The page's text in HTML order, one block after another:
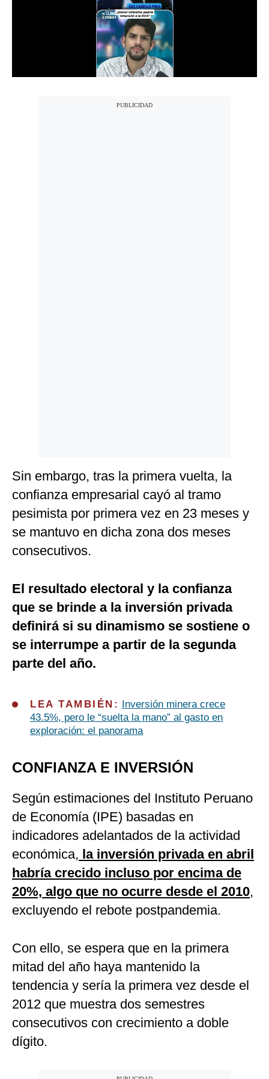
Sin embargo, tras la primera vuelta, la
confianza empresarial cayó al tramo
pesimista por primera vez en 23 meses y
se mantuvo en dicha zona dos meses
consecutivos.
El resultado electoral y la confianza
que se brinde a la inversión privada
definirá si su dinamismo se sostiene o
se interrumpe a partir de la segunda
parte del año.
LEA TAMBIÉN:
Inversión minera crece
43.5%, pero le “suelta la mano” al gasto en
exploración: el panorama
CONFIANZA E INVERSIÓN
Según estimaciones del Instituto Peruano
de Economía (IPE) basadas en
indicadores adelantados de la actividad
económica, la inversión privada en abril
habría crecido incluso por encima de
20%, algo que no ocurre desde el 2010,
excluyendo el rebote postpandemia.
Con ello, se espera que en la primera
mitad del año haya mantenido la
tendencia y sería la primera vez desde el
2012 que muestra dos semestres
consecutivos con crecimiento a doble
dígito.